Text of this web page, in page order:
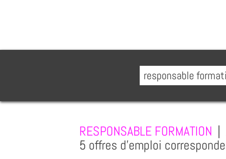
RESPONSABLE FORMATION
5 offres d'emploi